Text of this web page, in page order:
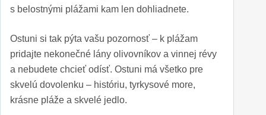
s belostnými plážami kam len dohliadnete.
Ostuni si tak pýta vašu pozornosť – k plážam
pridajte nekonečné lány olivovníkov a vinnej révy
a nebudete chcieť odísť. Ostuni má všetko pre
skvelú dovolenku – históriu, tyrkysové more,
krásne pláže a skvelé jedlo.